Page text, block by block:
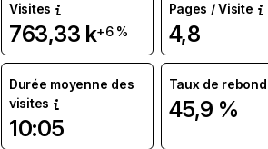
Visites
763,33 k+6 %
Pages / Visite
4,8
Durée moyenne des
visites
10:05
Taux de rebond
45,9 %